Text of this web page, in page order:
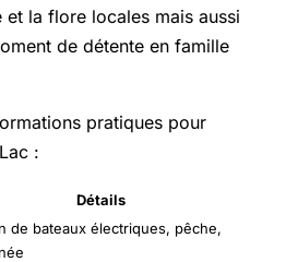
la flore locales mais aussi
de détente en famille
pratiques pour
:
Détails
de bateaux électriques, pêche,